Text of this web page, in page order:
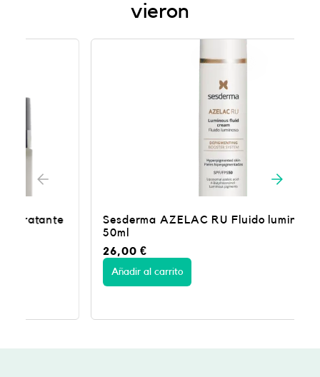
vieron
Sesderma AZELAC RU Fluido luminoso –
Añadir al carrito